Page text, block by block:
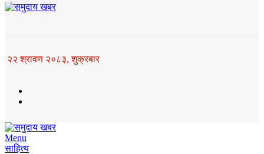
२२ श्रावण २०८३, शुक्रबार
Menu
साहित्य